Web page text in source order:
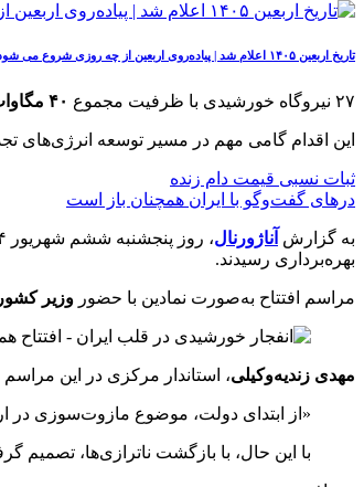
تاریخ اربعین ۱۴۰۵ اعلام شد | پیاده‌روی اربعین از چه روزی شروع می‌ شود؟
۲۷ نیروگاه خورشیدی با ظرفیت مجموع ۴۰ مگاوات
این اقدام گامی مهم در مسیر توسعه
ثبات نسبی قیمت دام زنده
درهای گفت‌وگو با ایران همچنان باز است
به گزارش آناژورنال، روز پنجشنبه ششم شهریور ۱۴۰۴، استان مرکزی شاهد
بهره‌برداری رسیدند.
مراسم افتتاح به‌صورت نمادین با حضور وزیر کشور
مهدی زندیه‌وکیلی، استاندار مرکزی در این
«از ابتدای دولت، موضوع مازوت‌سوزی در
با این حال، با بازگشت ناترازی‌ها، تصمیم گرفته